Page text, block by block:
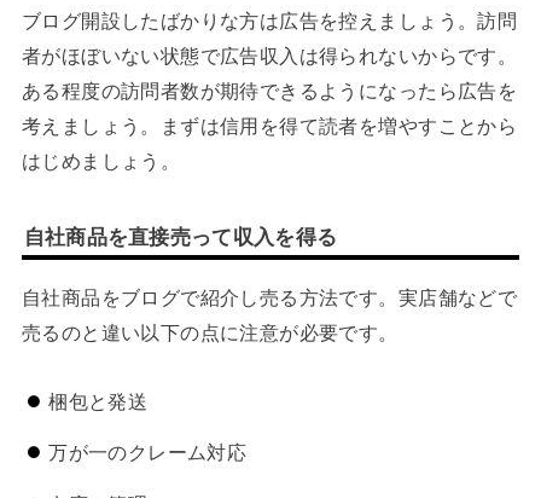
ブログ開設したばかりな方は広告を控えましょう。訪問
者がほぼいない状態で広告収入は得られないからです。
ある程度の訪問者数が期待できるようになったら広告を
考えましょう。まずは信用を得て読者を増やすことから
はじめましょう。
自社商品を直接売って収入を得る
自社商品をブログで紹介し売る方法です。実店舗などで
売るのと違い以下の点に注意が必要です。
梱包と発送
万が一のクレーム対応